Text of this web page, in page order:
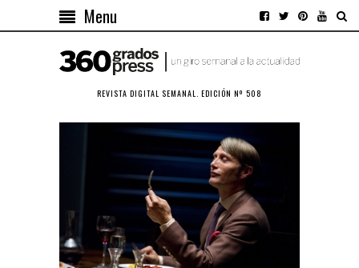
Menu
REVISTA DIGITAL SEMANAL. EDICIÓN Nº 508